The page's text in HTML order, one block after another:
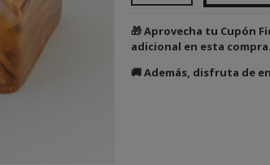
🎁 Aprovecha tu Cupón
adicional en esta compra.
🚚 Además, disfruta de